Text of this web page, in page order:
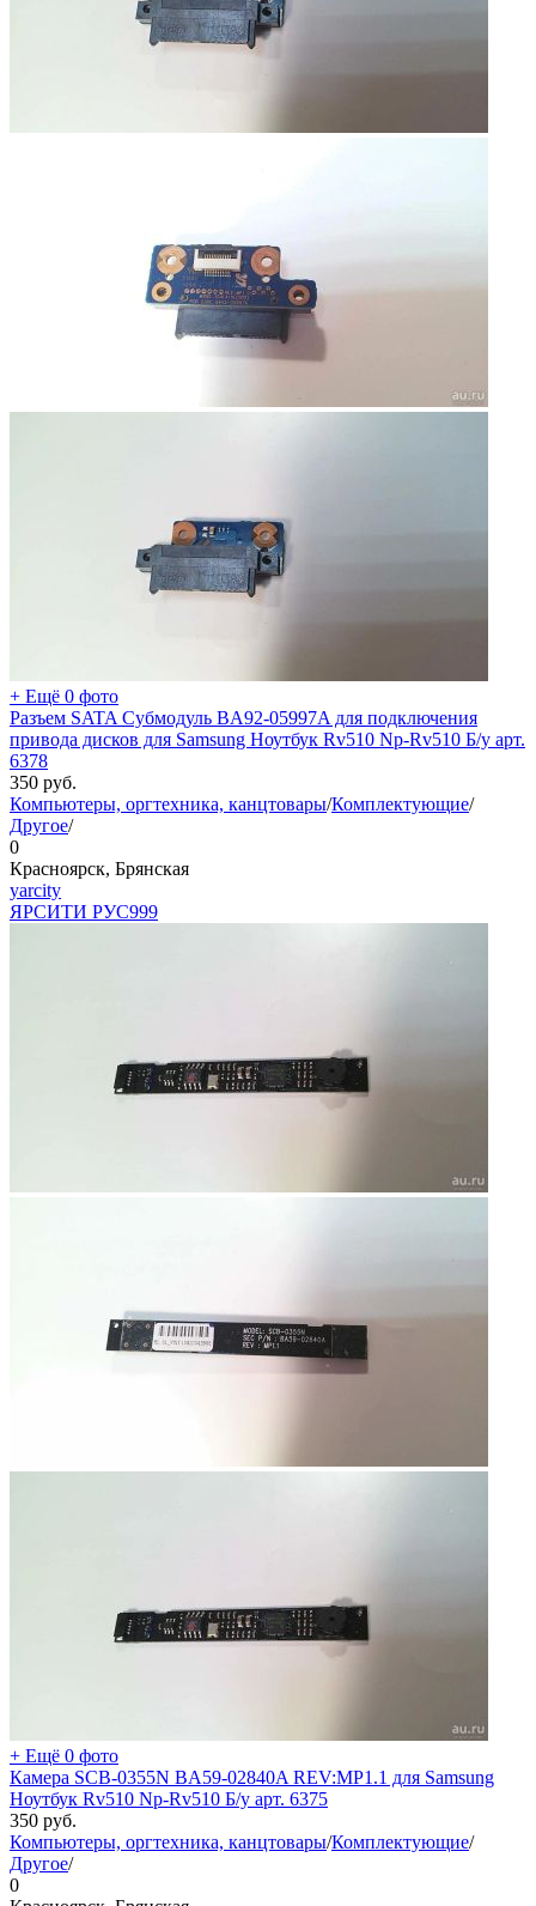
+ Ещё 0 фото
Разъем SATA Субмодуль BA92-05997A для подключения
привода дисков для Samsung Ноутбук Rv510 Np-Rv510 Б/у арт.
6378
350 руб.
Компьютеры, оргтехника, канцтовары/Комплектующие/
Другое/
0
Красноярск, Брянская
yarcity
ЯРСИТИ РУС999
+ Ещё 0 фото
Камера SCB-0355N BA59-02840A REV:MP1.1 для Samsung
Ноутбук Rv510 Np-Rv510 Б/у арт. 6375
350 руб.
Компьютеры, оргтехника, канцтовары/Комплектующие/
Другое/
0